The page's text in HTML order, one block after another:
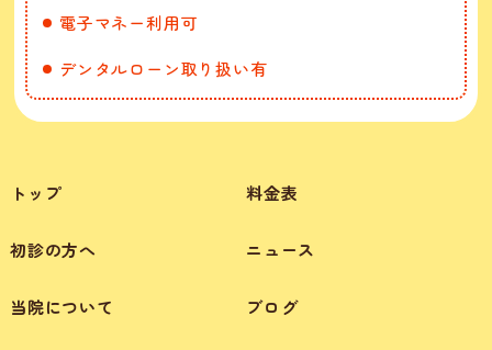
電子マネー利用可
デンタルローン取り扱い有
トップ
初診の方へ
当院について
料金表
ニュース
ブログ